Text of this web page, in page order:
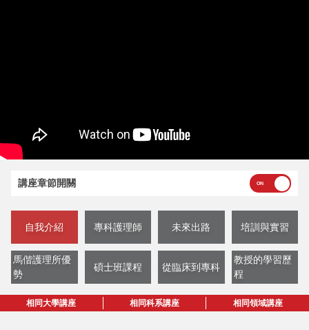
講座章節開關
自我介紹 專科護理師 未來出路 培訓與實習
馬偕護理所優
勢
碩士班課程 從臨床到專科
教授的學習歷
程
相同大學講座 相同科系講座 相同領域講座